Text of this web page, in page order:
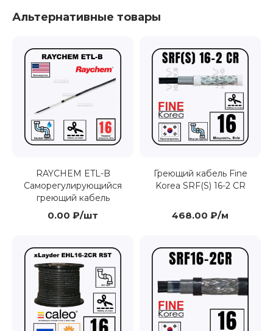
Альтернативные товары
RAYCHEM ETL-B
Саморегулирующийся
греющий кабель
0.00 ₽/шт
Греющий кабель Fine
Korea SRF(S) 16-2 CR
468.00 ₽/м